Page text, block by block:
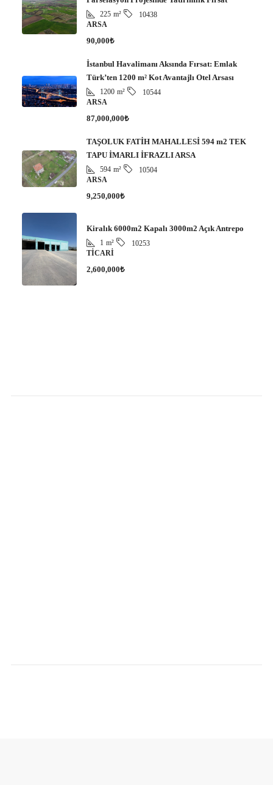
225 m²
10438
ARSA
90,000₺
İstanbul Havalimanı Aksında Fırsat: Emlak
Türk’ten 1200 m² Kot Avantajlı Otel Arsası
1200 m²
10544
ARSA
87,000,000₺
TAŞOLUK FATİH MAHALLESİ 594 m2 TEK
TAPU İMARLI İFRAZLI ARSA
594 m²
10504
ARSA
9,250,000₺
Kiralık 6000m2 Kapalı 3000m2 Açık Antrepo
1 m²
10253
TICARI
2,600,000₺